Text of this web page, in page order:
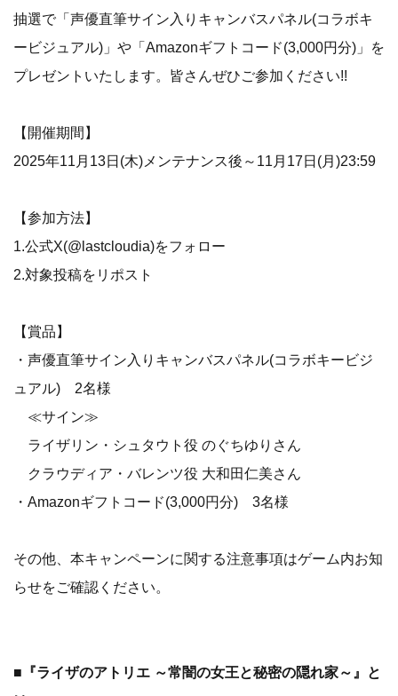
抽選で「声優直筆サイン入りキャンバスパネル(コラボキ
ービジュアル)」や「Amazonギフトコード(3,000円分)」を
プレゼントいたします。皆さんぜひご参加ください!!
【開催期間】
2025年11月13日(木)メンテナンス後～11月17日(月)23:59
【参加方法】
1.公式X(@lastcloudia)をフォロー
2.対象投稿をリポスト
【賞品】
・声優直筆サイン入りキャンバスパネル(コラボキービジ
ュアル) 2名様
≪サイン≫
ライザリン・シュタウト役 のぐちゆりさん
クラウディア・バレンツ役 大和田仁美さん
・Amazonギフトコード(3,000円分) 3名様
その他、本キャンペーンに関する注意事項はゲーム内お知
らせをご確認ください。
■『ライザのアトリエ ～常闇の女王と秘密の隠れ家～』と